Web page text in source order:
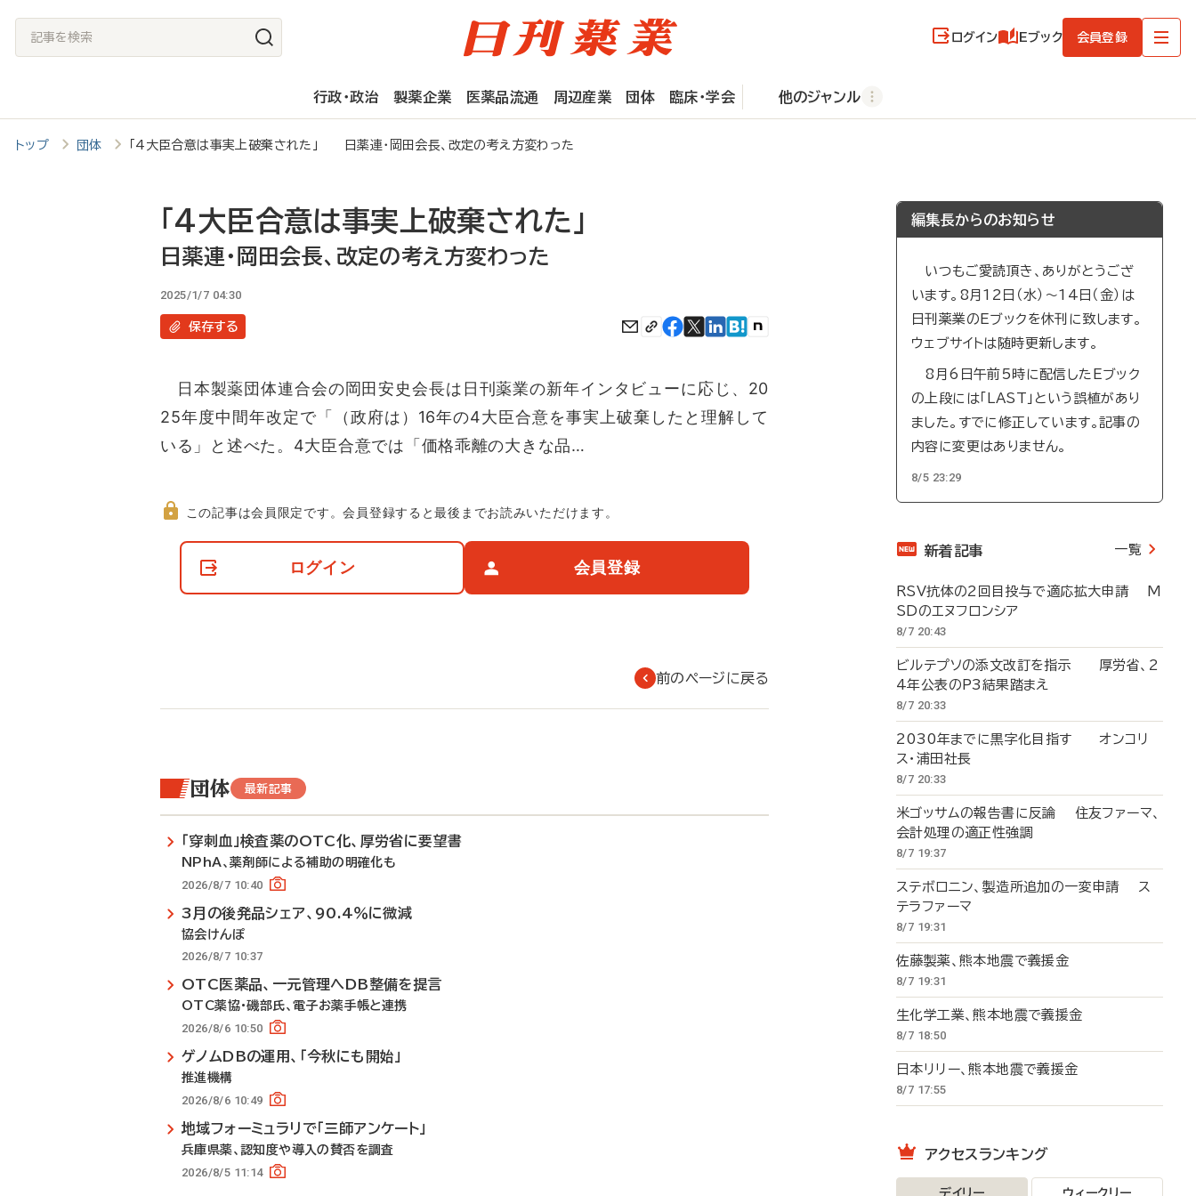
記
事
検
索
ログイン Eブック 会員登録
行政・政治 製薬企業 医薬品流通 周辺産業 団体 臨床・学会 他のジャンル
トップ 団体 「4大臣合意は事実上破棄された」 日薬連・岡田会長、改定の考え方変わった
「4大臣合意は事実上破棄された」
日薬連・岡田会長、改定の考え方変わった
2025/1/7 04:30
保存する
日本製薬団体連合会の岡田安史会長は日刊薬業の新年インタビューに応じ、20
25年度中間年改定で「（政府は）16年の4大臣合意を事実上破棄したと理解して
いる」と述べた。4大臣合意では「価格乖離の大きな品…
て
この記事は会員限定です。会員登録すると最後までお読みいただけます。
ログイン 会員登録
前のページに戻る
団体 最新記事
「穿刺血」検査薬のOTC化、厚労省に要望書
NPhA、薬剤師による補助の明確化も
2026/8/7 10:40
3月の後発品シェア、90.4％に微減
協会けんぽ
2026/8/7 10:37
OTC医薬品、一元管理へDB整備を提言
OTC薬協・磯部氏、電子お薬手帳と連携
2026/8/6 10:50
ゲノムDBの運用、「今秋にも開始」
推進機構
2026/8/6 10:49
地域フォーミュラリで「三師アンケート」
兵庫県薬、認知度や導入の賛否を調査
2026/8/5 11:14
編集長からのお知らせ
いつもご愛読頂き、ありがとうござ
います。8月12日（水）～14日（金）は
日刊薬業のEブックを休刊に致します。
ウェブサイトは随時更新します。
8月6日午前5時に配信したEブック
の上段には「LAST」という誤植があり
ました。すでに修正しています。記事の
内容に変更はありません。
8/5 23:29
新着記事 一覧
RSV抗体の2回目投与で適応拡大申請 M
SDのエヌフロンシア
8/7 20:43
ビルテプソの添文改訂を指示 厚労省、2
4年公表のP3結果踏まえ
8/7 20:33
2030年までに黒字化目指す オンコリ
ス・浦田社長
8/7 20:33
米ゴッサムの報告書に反論 住友ファーマ、
会計処理の適正性強調
8/7 19:37
ステボロニン、製造所追加の一変申請 ス
テラファーマ
8/7 19:31
佐藤製薬、熊本地震で義援金
8/7 19:31
生化学工業、熊本地震で義援金
8/7 18:50
日本リリー、熊本地震で義援金
8/7 17:55
アクセスランキング
デイリー ウィークリー